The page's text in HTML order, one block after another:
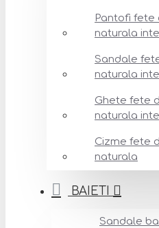
Pantofi fete
naturala
Sandale
naturala
Ghete fete
naturala
Cizme fete
naturala
BAIETI
Sandale